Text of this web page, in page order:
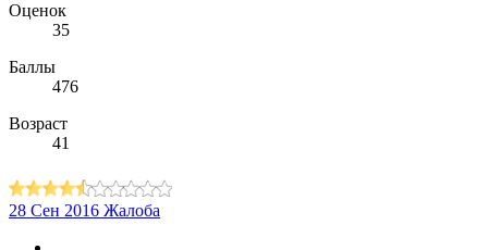
Оценок
35
Баллы
476
Возраст
41
28 Сен 2016 Жалоба